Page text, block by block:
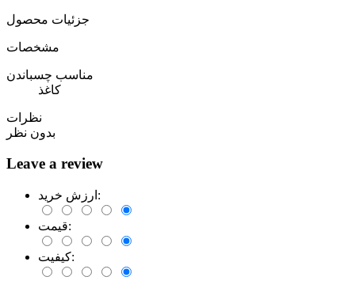
جزئیات محصول
مشخصات
مناسب چسباندن
کاغذ
نظرات
بدون نظر
Leave a review
ارزش خرید:
قیمت:
کیفیت: